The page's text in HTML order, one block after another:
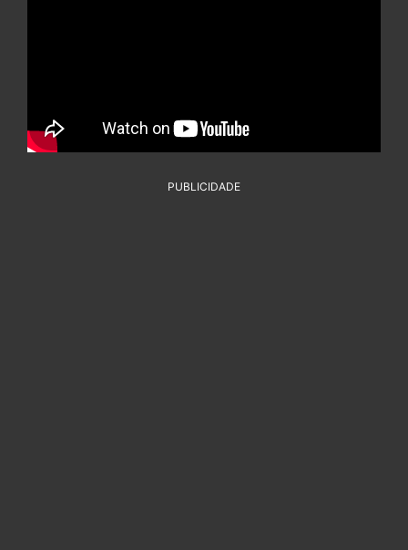
PUBLICIDADE